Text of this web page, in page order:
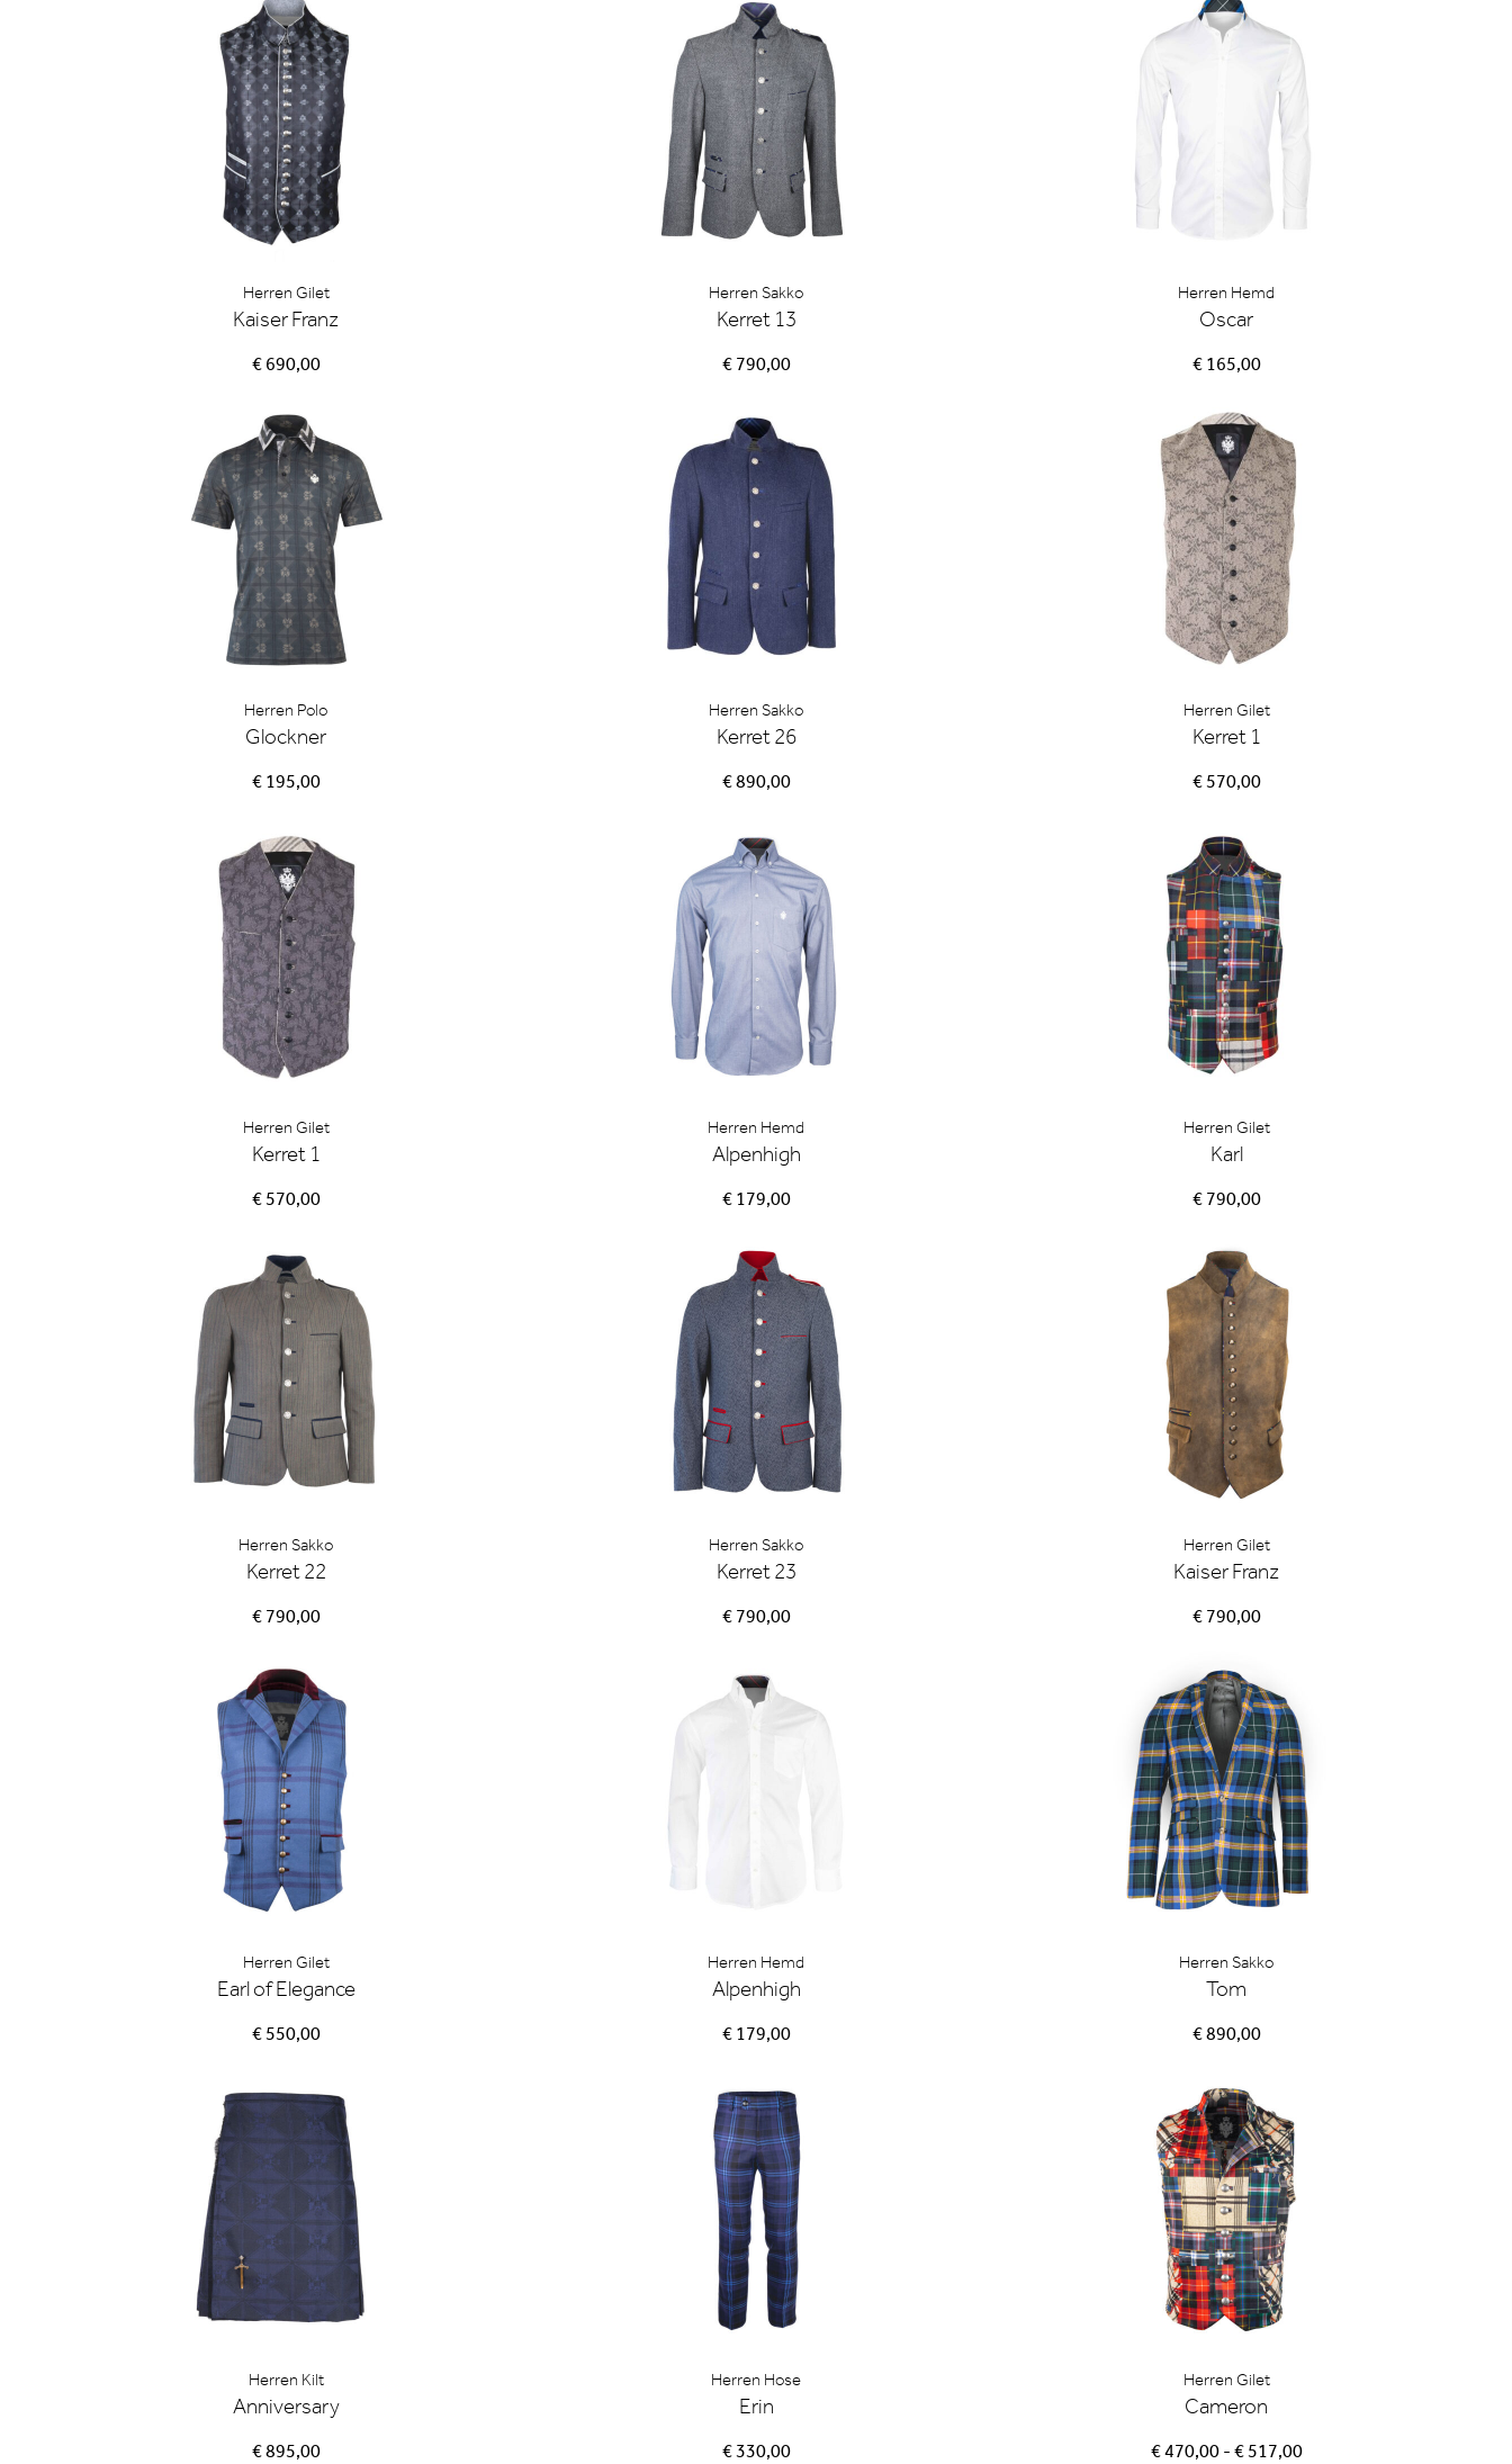
Herren Gilet
Kaiser Franz
€ 690,00
Herren Sakko
Kerret 13
€ 790,00
Herren Hemd
Oscar
€ 165,00
Herren Polo
Glockner
€ 195,00
Herren Sakko
Kerret 26
€ 890,00
Herren Gilet
Kerret 1
€ 570,00
Herren Gilet
Kerret 1
€ 570,00
Herren Hemd
Alpenhigh
€ 179,00
Herren Gilet
Karl
€ 790,00
Herren Sakko
Kerret 22
€ 790,00
Herren Sakko
Kerret 23
€ 790,00
Herren Gilet
Kaiser Franz
€ 790,00
Herren Gilet
Earl of Elegance
€ 550,00
Herren Hemd
Alpenhigh
€ 179,00
Herren Sakko
Tom
€ 890,00
Herren Kilt
Anniversary
€ 895,00
Herren Hose
Erin
€ 330,00
Herren Gilet
Cameron
€ 470,00 - € 517,00